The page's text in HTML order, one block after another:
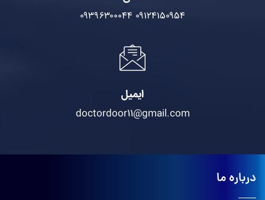
۰۹۱۲۴۱۵۰۹۵۴ ۰۹۳۹۶۳۰۰۰۴۴
ایمیل
doctordoor11@gmail.com
درباره ما